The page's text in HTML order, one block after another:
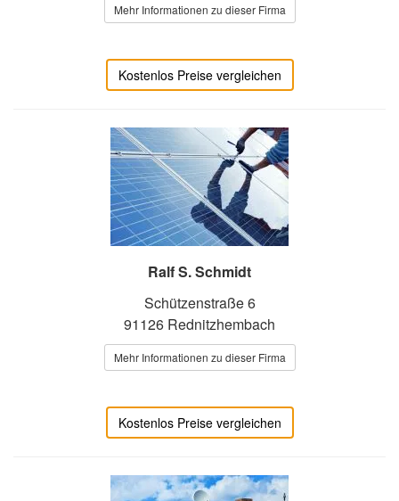
Mehr Informationen zu dieser Firma
Kostenlos Preise vergleichen
Ralf S. Schmidt
Schützenstraße 6
91126 Rednitzhembach
Mehr Informationen zu dieser Firma
Kostenlos Preise vergleichen